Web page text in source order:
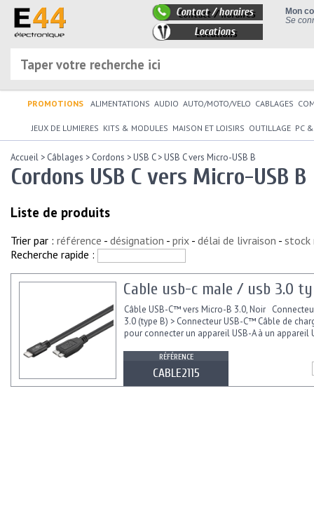
Mon
Se
Contact / horaires
Locations
PROMOTIONS ALIMENTATIONS AUDIO AUTO/MOTO/VELO CABLAGES
JEUX DE LUMIERES KITS & MODULES MAISON ET LOISIRS OUTILLAGE PC
Accueil > Câblages > Cordons >USB C>USB C vers Micro-USB B
Cordons USB C vers Micro-USB B
Liste de produits
Trier par : référence - désignation - prix - délai de livraison - stock
Recherche rapide :
Cable usb-c male / usb 3.0
Câble USB-C™ vers Micro-B 3.0, Noir
3.0 (type B) > Connecteur USB-C™ Câble de
pour connecter un appareil USB-A à un appareil
RÉFÉRENCE
CABLE2115